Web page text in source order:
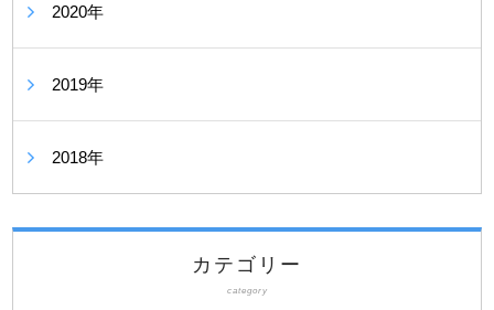
2020年
2019年
2018年
カテゴリー
category